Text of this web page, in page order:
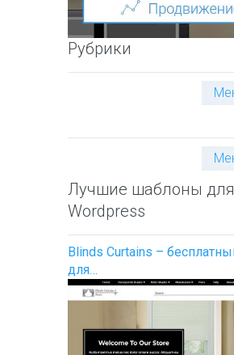
Рубрики
Лучшие шаблоны для
Wordpress
Blinds Curtains –
для…